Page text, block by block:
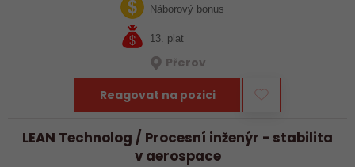
Náborový bonus
13. plat
Přerov
Reagovat na pozici
LEAN Technolog / Procesní inženýr - stabilita
v aerospace